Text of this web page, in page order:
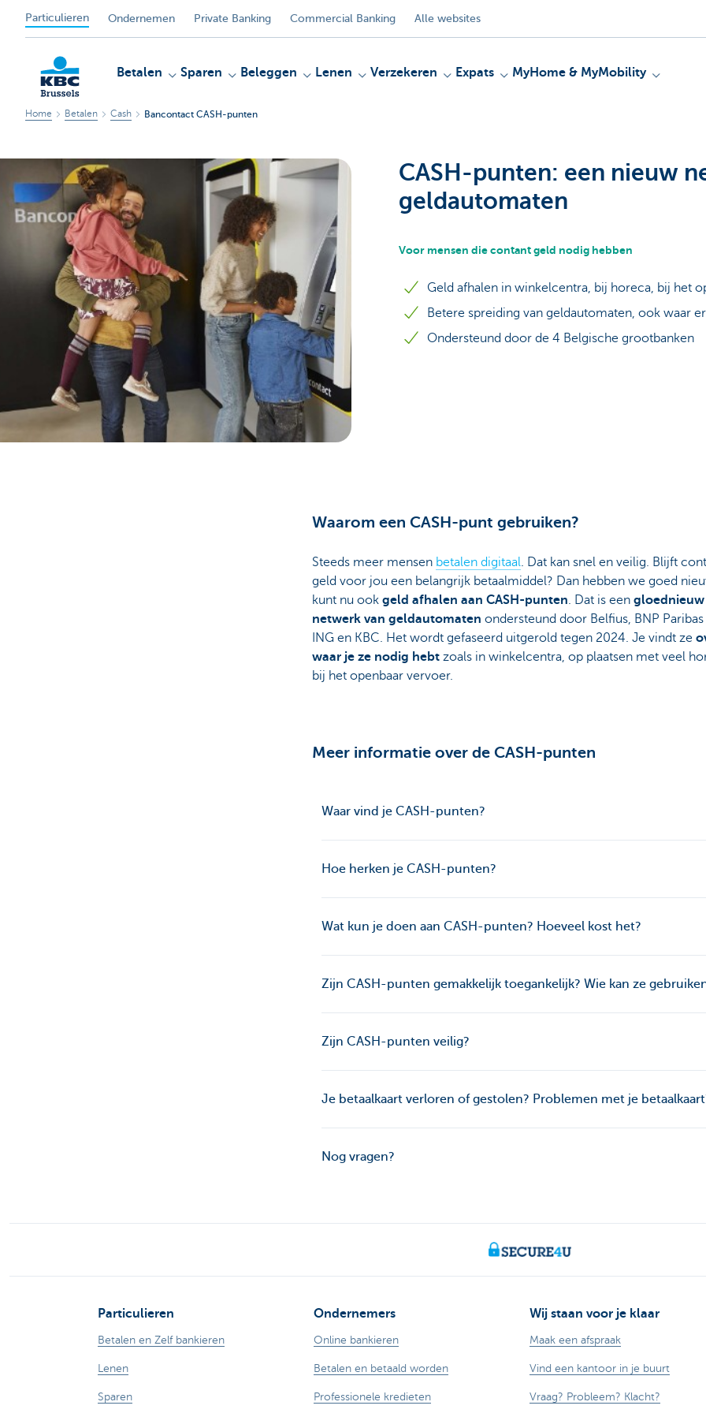
Particulieren Ondernemen Private Banking Commercial Banking Alle websites
KBC
Brussels
Betalen Sparen Beleggen Lenen Verzekeren Expats MyHome & MyMobility
Home Betalen Cash Bancontact CASH-punten
CASH-punten: een nieuw
geldautomaten
Voor mensen die contant geld nodig hebben
Geld afhalen in winkelcentra, bij horeca, bij het
Betere spreiding van geldautomaten, ook waar
Ondersteund door de 4 Belgische grootbanken
Waarom een CASH-punt gebruiken?
Steeds meer mensen betalen digitaal. Dat kan snel en veilig. Blijft
geld voor jou een belangrijk betaalmiddel? Dan hebben we goed
kunt nu ook geld afhalen aan CASH-punten. Dat is een gloednieuw
netwerk van geldautomaten ondersteund door Belfius, BNP
ING en KBC. Het wordt gefaseerd uitgerold tegen 2024. Je vindt ze
waar je ze nodig hebtzoals in winkelcentra, op plaatsen met veel
bij het openbaar vervoer.
Meer informatie over de CASH-punten
Waar vind je CASH-punten?
Hoe herken je CASH-punten?
Wat kun je doen aan CASH-punten? Hoeveel kost het?
Zijn CASH-punten gemakkelijk toegankelijk? Wie kan ze
Zijn CASH-punten veilig?
Je betaalkaart verloren of gestolen? Problemen met je
Nog vragen?
Particulieren
Betalen en Zelf bankieren
Lenen
Sparen
Ondernemers
Online bankieren
Betalen en betaald worden
Professionele kredieten
Wij staan voor je klaar
Maak een afspraak
Vind een kantoor in je buurt
Vraag? Probleem? Klacht?